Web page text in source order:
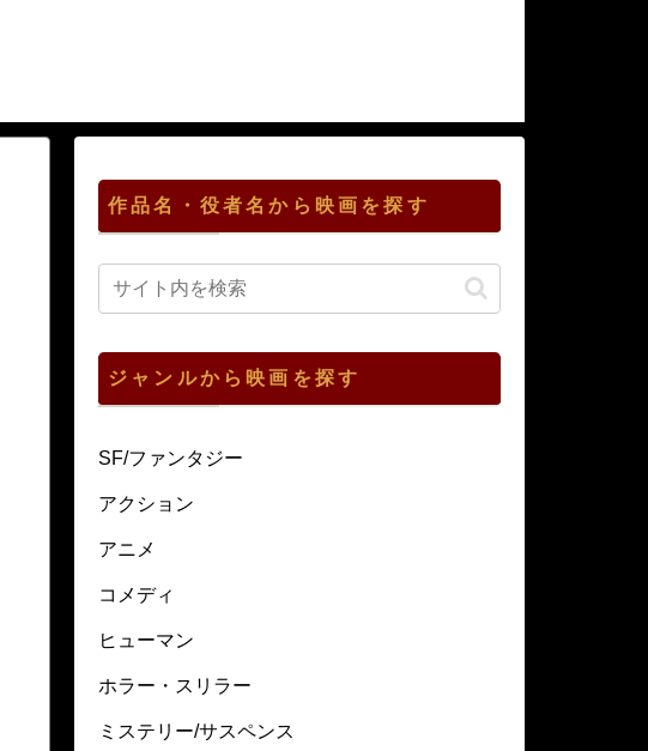
作品名・役者名から映画を探す
ジャンルから映画を探す
SF/ファンタジー
アクション
アニメ
コメディ
ヒューマン
ホラー・スリラー
ミステリー/サスペンス